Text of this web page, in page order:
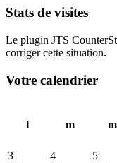
Stats de visites
Le plugin JTS
corriger cette situation.
Votre calendrier
l
m m
3
4 5